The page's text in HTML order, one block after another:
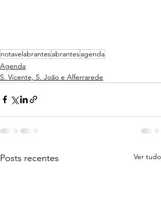
notavelabrantesabrantesagenda
Agenda
S. Vicente, S. João e Alferrarede
Posts recentes Ver tudo